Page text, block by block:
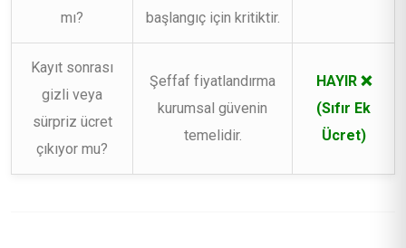
mı?
başlangıç için kritiktir.
Kayıt sonrası
gizli veya
sürpriz ücret
çıkıyor mu?
Şeffaf fiyatlandırma
kurumsal güvenin
temelidir.
HAYIR ❌
(Sıfır Ek
Ücret)